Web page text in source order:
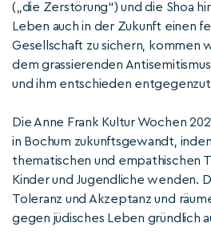
(„die Zerstörung“) und die Shoa
Leben auch in der Zukunft einen
Gesellschaft zu sichern, kommen
dem grassierenden
und ihm entschieden
Die Anne Frank Kultur Wochen
in Bochum zukunftsgewandt,
thematischen und empathischen
Kinder und Jugendliche wenden.
Toleranz und Akzeptanz und
gegen jüdisches Leben gründlich